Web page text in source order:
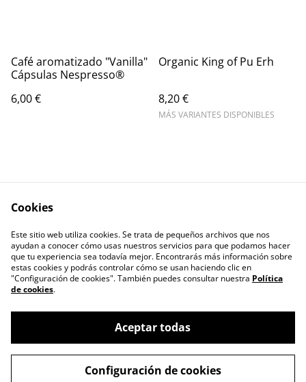
Café aromatizado "Vanilla"
Cápsulas Nespresso®
6,00 €
Organic King of Pu Erh
8,20 €
MÁS VARIANTES DISPONIBLES
Privacy Policy
Cookie Policy
Contactos
©2026ERIZO - Tienda de Café y Té
powered by
Cookies
Este sitio web utiliza cookies. Se trata de pequeños archivos que nos
ayudan a conocer cómo usas nuestros servicios para que podamos hacer
que tu experiencia sea todavía mejor. Encontrarás más información sobre
estas cookies y podrás controlar cómo se usan haciendo clic en
"Configuración de cookies". También puedes consultar nuestra Política
de cookies.
Aceptar todas
Configuración de cookies